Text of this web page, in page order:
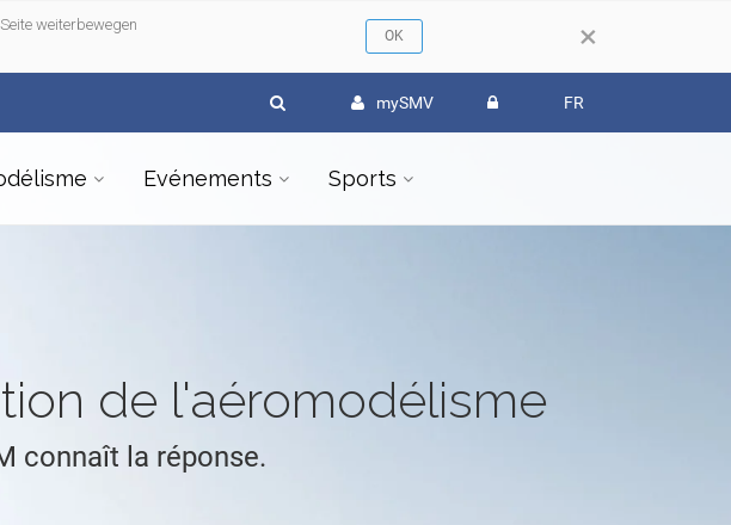
×
weiterbewegen
mySMV FR
Evénements Sports
de l'aéromodélisme
connaît la réponse.